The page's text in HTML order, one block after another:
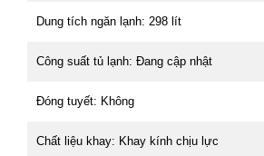
Dung tích ngăn lạnh: 298 lít
Công suất tủ lạnh: Đang cập nhật
Đóng tuyết: Không
Chất liệu khay: Khay kính chịu lực